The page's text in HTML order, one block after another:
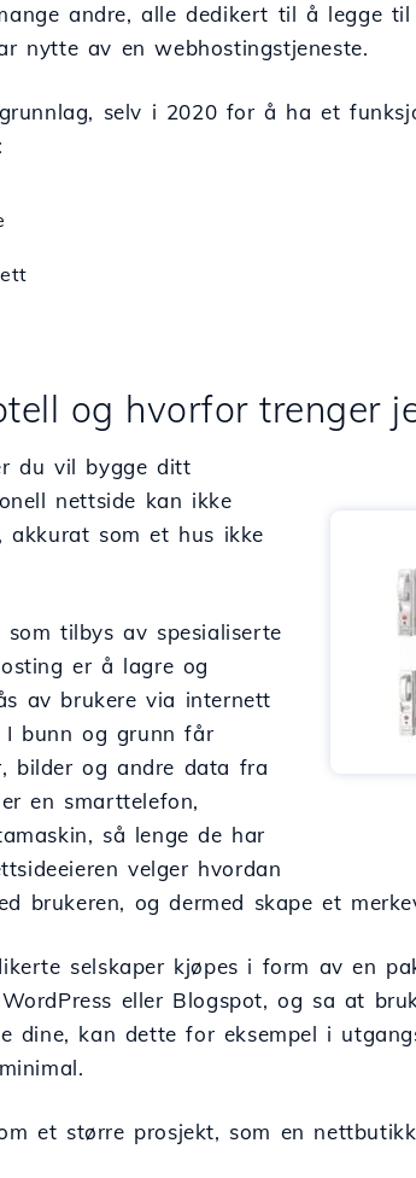
andre, alle dedikert til å legge
nytte av en webhostingstjeneste.
selv i 2020 for å ha et
og hvorfor trenger
du vil bygge ditt
nettside kan ikke
akkurat som et hus ikke
tilbys av spesialiserte
er å lagre og
av brukere via internett
bunn og grunn får
bilder og andre data fra
en smarttelefon,
så lenge de har
velger hvordan
brukeren, og dermed skape et
selskaper kjøpes i form av en
eller Blogspot, og sa at
dine, kan dette for eksempel i
et større prosjekt, som en